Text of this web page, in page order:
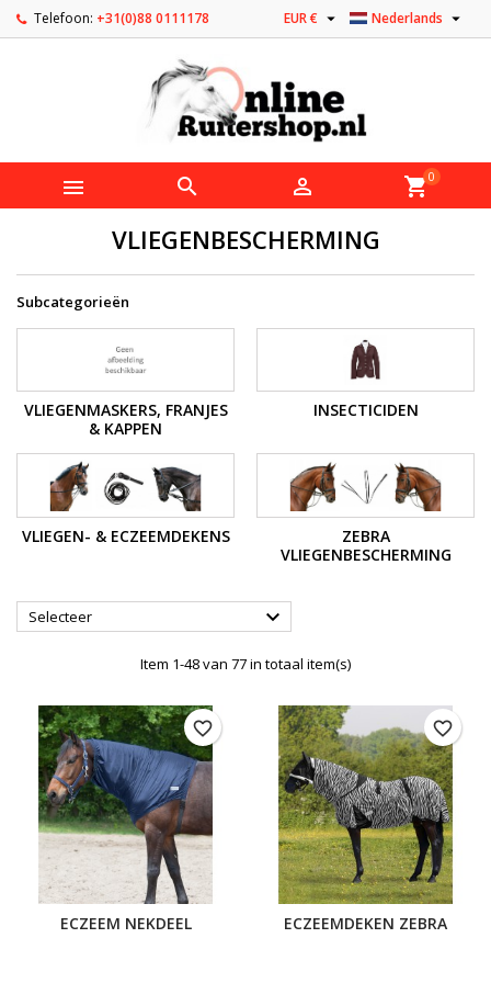
Telefoon: +31(0)88 0111178 Nederlands 
EUR € 
   shopping_cart0
VLIEGENBESCHERMING
Subcategorieën
VLIEGENMASKERS, FRANJES
& KAPPEN
INSECTICIDEN
VLIEGEN- & ECZEEMDEKENS
ZEBRA
VLIEGENBESCHERMING
Selecteer 
Item 1-48 van 77 in totaal item(s)
ECZEEM NEKDEEL
favorite_border
ECZEEMDEKEN ZEBRA
favorite_border